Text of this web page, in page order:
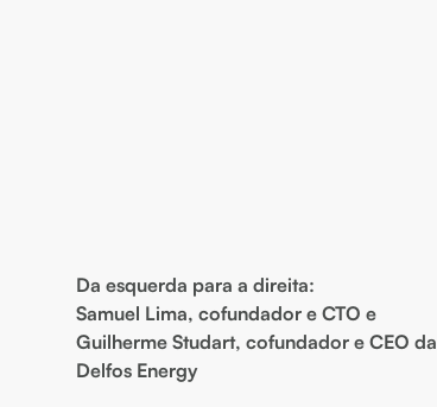
Da esquerda para a direita:
Samuel Lima, cofundador e CTO e
Guilherme Studart, cofundador e CEO da
Delfos Energy